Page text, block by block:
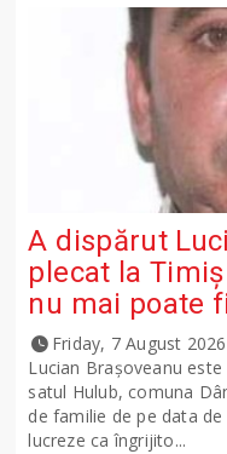
A dispărut
plecat la
nu mai poate
Friday, 7 August 2026
Lucian Brașoveanu
satul Hulub, comuna
de familie de pe data
lucreze ca îngrijito...